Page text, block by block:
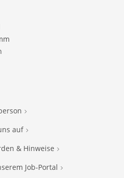
auf
& Hinweise
Job-Portal